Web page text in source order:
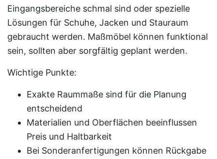
Eingangsbereiche schmal sind oder spezielle
Lösungen für Schuhe, Jacken und Stauraum
gebraucht werden. Maßmöbel können funktional
sein, sollten aber sorgfältig geplant werden.
Wichtige Punkte:
Exakte Raummaße sind für die Planung
entscheidend
Materialien und Oberflächen beeinflussen
Preis und Haltbarkeit
Bei Sonderanfertigungen können Rückgabe